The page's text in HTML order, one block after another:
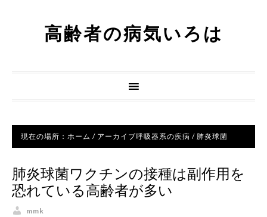
高齢者の病気いろは
現在の場所： ホーム / アーカイブ呼吸器系の疾病 / 肺炎球菌
肺炎球菌ワクチンの接種は副作用を
恐れている高齢者が多い
mmk